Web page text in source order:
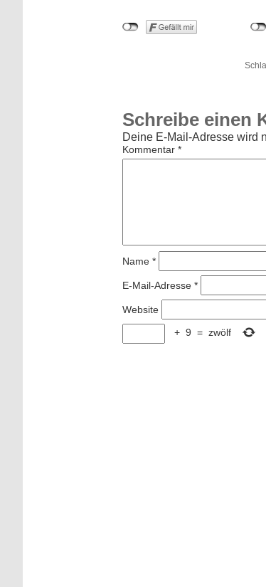
Schreibe einen
Deine E-Mail-Adresse wird
Kommentar *
Name *
E-Mail-Adresse *
Website
+ 9 = zwölf